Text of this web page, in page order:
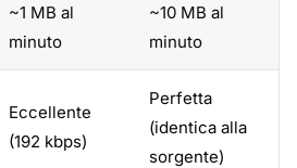
~1 MB al
minuto
~10 MB al
minuto
Eccellente
(192 kbps)
Perfetta
(identica alla
sorgente)